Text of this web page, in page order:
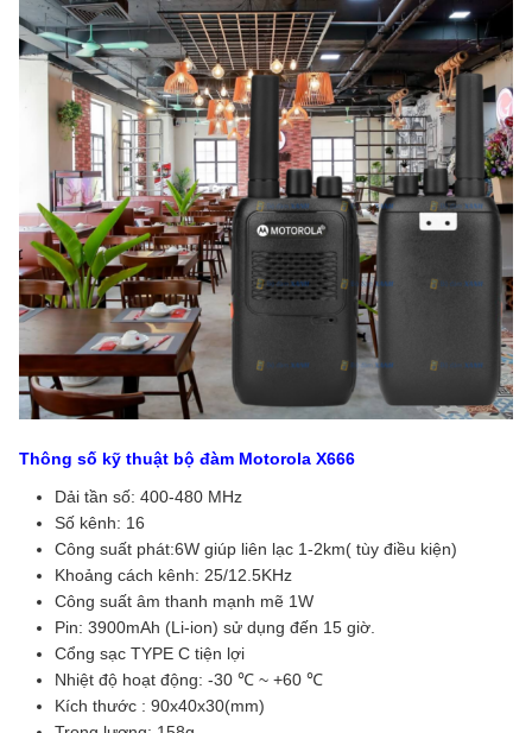
Thông số kỹ thuật bộ đàm Motorola X666
Dải tần số: 400-480 MHz
Số kênh: 16
Công suất phát:6W giúp liên lạc 1-2km( tùy điều kiện)
Khoảng cách kênh: 25/12.5KHz
Công suất âm thanh mạnh mẽ 1W
Pin: 3900mAh (Li-ion) sử dụng đến 15 giờ.
Cổng sạc TYPE C tiện lợi
Nhiệt độ hoạt động: -30 ℃ ~ +60 ℃
Kích thước : 90x40x30(mm)